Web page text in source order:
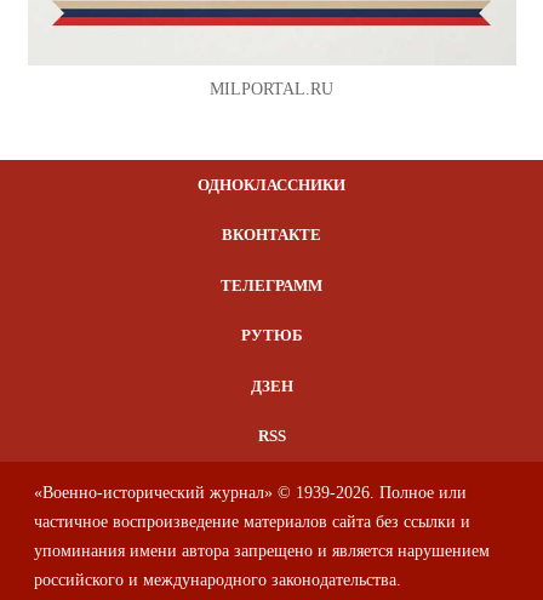
MILPORTAL.RU
ОДНОКЛАССНИКИ
ВКОНТАКТЕ
ТЕЛЕГРАММ
РУТЮБ
ДЗЕН
RSS
«Военно-исторический журнал» © 1939-2026. Полное или
частичное воспроизведение материалов сайта без ссылки и
упоминания имени автора запрещено и является нарушением
российского и международного законодательства.